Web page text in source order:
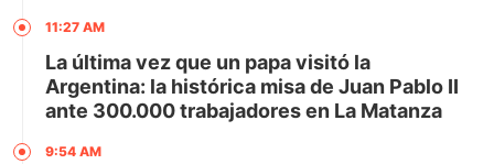
11:27 AM
La última vez que un papa visitó la
Argentina: la histórica misa de Juan Pablo II
ante 300.000 trabajadores en La Matanza
9:54 AM